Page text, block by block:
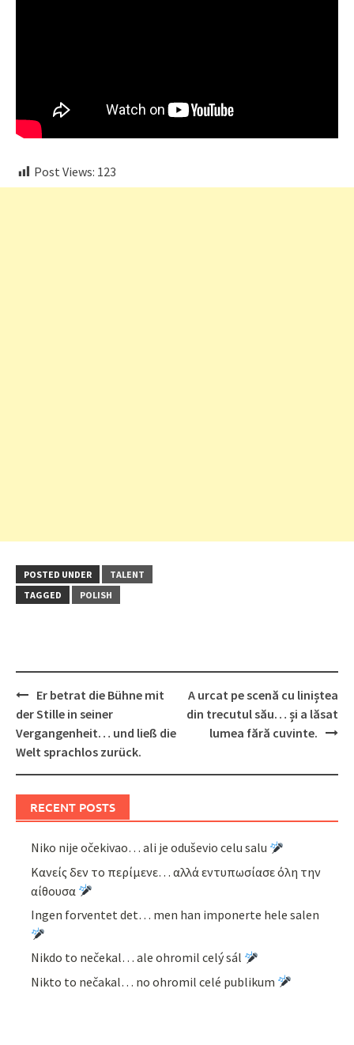
Post Views: 123
POSTED UNDER
TALENT
TAGGED
POLISH
Post
navigation
Er betrat die Bühne mit
der Stille in seiner
Vergangenheit… und ließ die
Welt sprachlos zurück.
A urcat pe scenă cu liniștea
din trecutul său… și a lăsat
lumea fără cuvinte.
RECENT POSTS
Niko nije očekivao… ali je oduševio celu salu
Κανείς δεν το περίμενε… αλλά εντυπωσίασε όλη την
αίθουσα
Ingen forventet det… men han imponerte hele salen
Nikdo to nečekal… ale ohromil celý sál
Nikto to nečakal… no ohromil celé publikum